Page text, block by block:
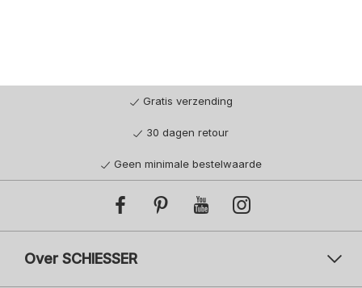
Gratis verzending
30 dagen retour
Geen minimale bestelwaarde
Over SCHIESSER